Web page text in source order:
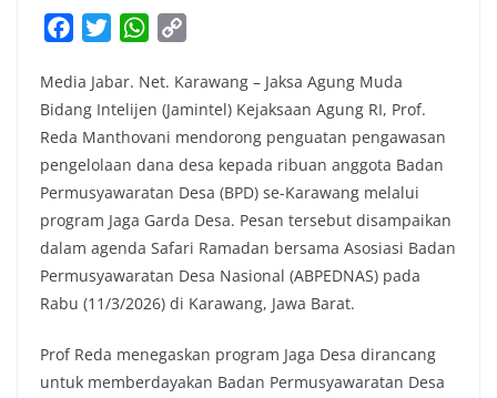
c
e
b
o
o
k
i
t
t
e
r
W
a
t
s
A
p
p
p
y
L
i
n
k
Media Jabar. Net. Karawang – Jaksa Agung Muda
Bidang Intelijen (Jamintel) Kejaksaan Agung RI, Prof.
Reda Manthovani mendorong penguatan pengawasan
pengelolaan dana desa kepada ribuan anggota Badan
Permusyawaratan Desa (BPD) se-Karawang melalui
program Jaga Garda Desa. Pesan tersebut disampaikan
dalam agenda Safari Ramadan bersama Asosiasi Badan
Permusyawaratan Desa Nasional (ABPEDNAS) pada
Rabu (11/3/2026) di Karawang, Jawa Barat.
Prof Reda menegaskan program Jaga Desa dirancang
untuk memberdayakan Badan Permusyawaratan Desa